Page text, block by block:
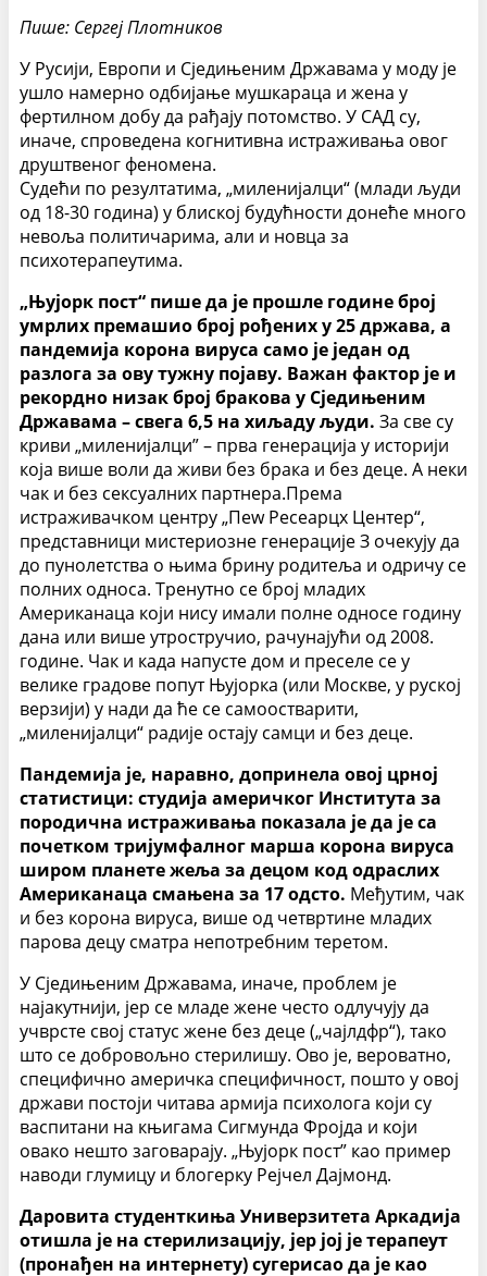
Пише: Сергеј Плотников
У Русији, Европи и Сједињеним Државама у моду је
ушло намерно одбијање мушкараца и жена у
фертилном добу да рађају потомство. У САД су,
иначе, спроведена когнитивна истраживања овог
друштвеног феномена.
Судећи по резултатима, „миленијалци“ (млади људи
од 18-30 година) у блиској будућности донеће много
невоља политичарима, али и новца за
психотерапеутима.
„Њујорк пост“ пише да је прошле године број
умрлих премашио број рођених у 25 држава, а
пандемија корона вируса само је један од
разлога за ову тужну појаву. Важан фактор је и
рекордно низак број бракова у Сједињеним
Државама – свега 6,5 ​​на хиљаду људи. За све су
криви „миленијалци” – прва генерација у историји
која више воли да живи без брака и без деце. А неки
чак и без сексуалних партнера.Према
истраживачком центру „Пеw Ресеарцх Центер“,
представници мистериозне генерације З очекују да
до пунолетства о њима брину родитеља и одричу се
полних односа. Тренутно се број младих
Американаца који нису имали полне односе годину
дана или више утростручио, рачунајући од 2008.
године. Чак и када напусте дом и преселе се у
велике градове попут Њујорка (или Москве, у руској
верзији) у нади да ће се самоостварити,
„миленијалци“ радије остају самци и без деце.
Пандемија је, наравно, допринела овој црној
статистици: студија америчког Института за
породична истраживања показала је да је са
почетком тријумфалног марша корона вируса
широм планете жеља за децом код одраслих
Американаца смањена за 17 одсто. Међутим, чак
и без корона вируса, више од четвртине младих
парова децу сматра непотребним теретом.
У Сједињеним Државама, иначе, проблем је
најакутнији, јер се младе жене често одлучују да
учврсте свој статус жене без деце („чајлдфр“), тако
што се добровољно стерилишу. Ово је, вероватно,
специфично америчка специфичност, пошто у овој
држави постоји читава армија психолога који су
васпитани на књигама Сигмунда Фројда и који
овако нешто заговарају. „Њујорк пост” као пример
наводи глумицу и блогерку Рејчел Дајмонд.
Даровита студенткиња Универзитета Аркадија
отишла је на стерилизацију, јер јој је терапеут
(пронађен на интернету) сугерисао да је као